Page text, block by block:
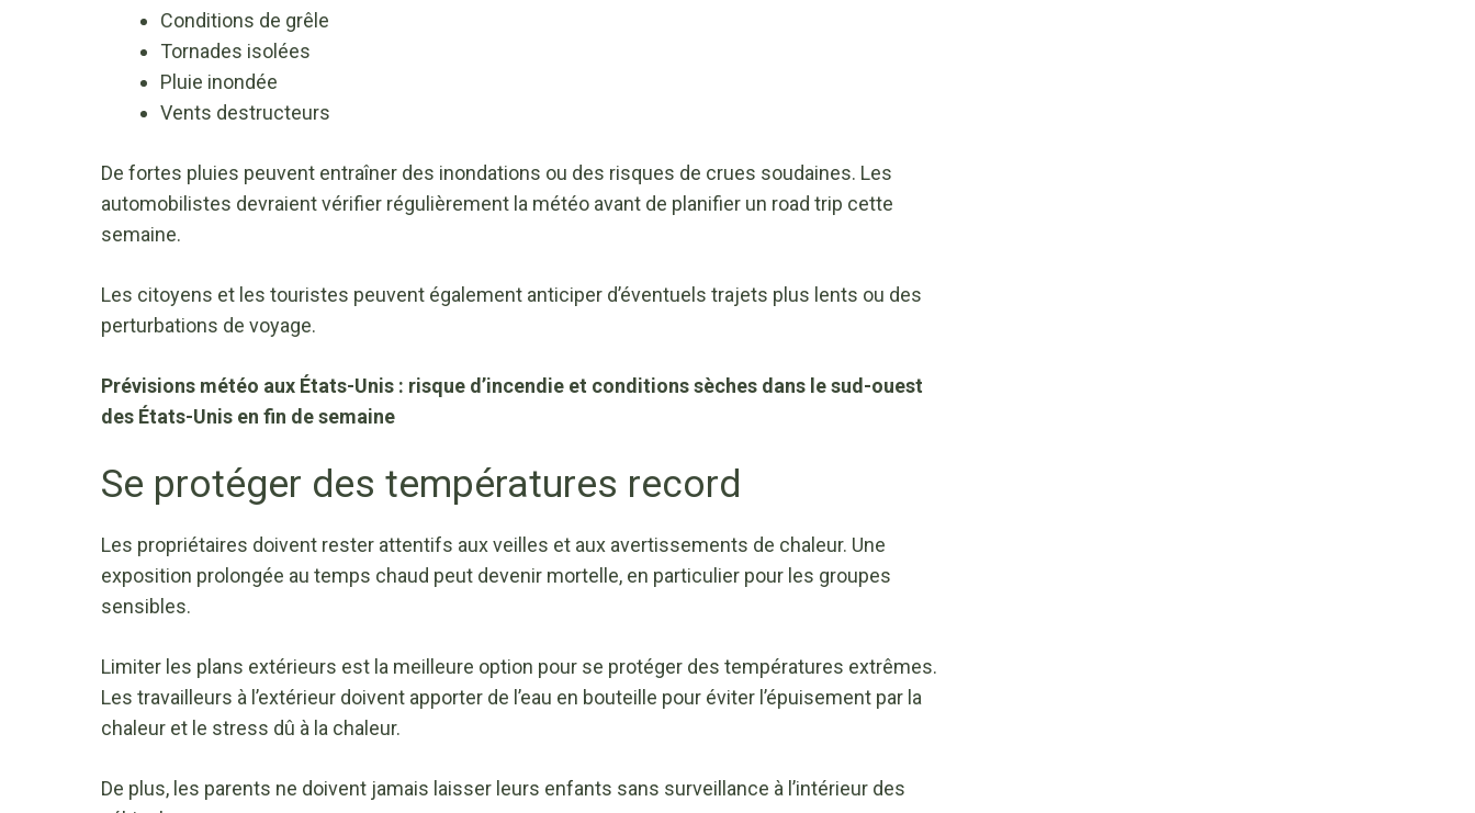
Conditions de grêle
Tornades isolées
Pluie inondée
Vents destructeurs
De fortes pluies peuvent entraîner des inondations ou des risques de crues soudaines. Les
automobilistes devraient vérifier régulièrement la météo avant de planifier un road trip cette
semaine.
Les citoyens et les touristes peuvent également anticiper d’éventuels trajets plus lents ou des
perturbations de voyage.
Prévisions météo aux États-Unis : risque d’incendie et conditions sèches dans le sud-ouest
des États-Unis en fin de semaine
Se protéger des températures record
Les propriétaires doivent rester attentifs aux veilles et aux avertissements de chaleur. Une
exposition prolongée au temps chaud peut devenir mortelle, en particulier pour les groupes
sensibles.
Limiter les plans extérieurs est la meilleure option pour se protéger des températures extrêmes.
Les travailleurs à l’extérieur doivent apporter de l’eau en bouteille pour éviter l’épuisement par la
chaleur et le stress dû à la chaleur.
De plus, les parents ne doivent jamais laisser leurs enfants sans surveillance à l’intérieur des